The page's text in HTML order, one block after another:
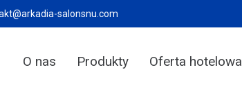
salonsnu.com
O nas Produkty Oferta hotelowa